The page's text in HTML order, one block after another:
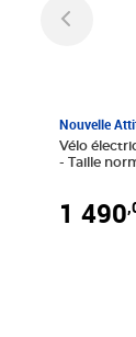
Nouvelle
Vélo
- Taille
1 490